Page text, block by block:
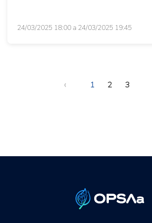
24/03/2025 18:00 a 24/03/2025 19:45
‹ 1 2 3